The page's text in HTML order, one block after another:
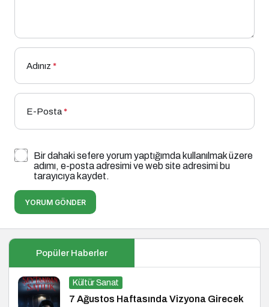
Adınız *
E-Posta*
Bir dahaki sefere yorum yaptığımda kullanılmak üzere
adımı, e-posta adresimi ve web site adresimi bu
tarayıcıya kaydet.
YORUM GÖNDER
Popüler Haberler
Kültür Sanat
7 Ağustos Haftasında Vizyona Girecek